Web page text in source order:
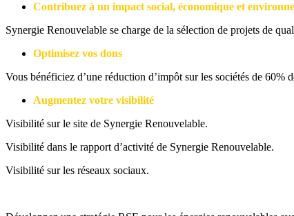
Contribuez à un impact social, économique et
Synergie Renouvelable se charge de la sélection de projets de
Optimisez vos dons
Vous bénéficiez d’une réduction d’impôt sur les sociétés de
Augmentez votre visibilité
Visibilité sur le site de Synergie Renouvelable.
Visibilité dans le rapport d’activité de Synergie Renouvelable.
Visibilité sur les réseaux sociaux.